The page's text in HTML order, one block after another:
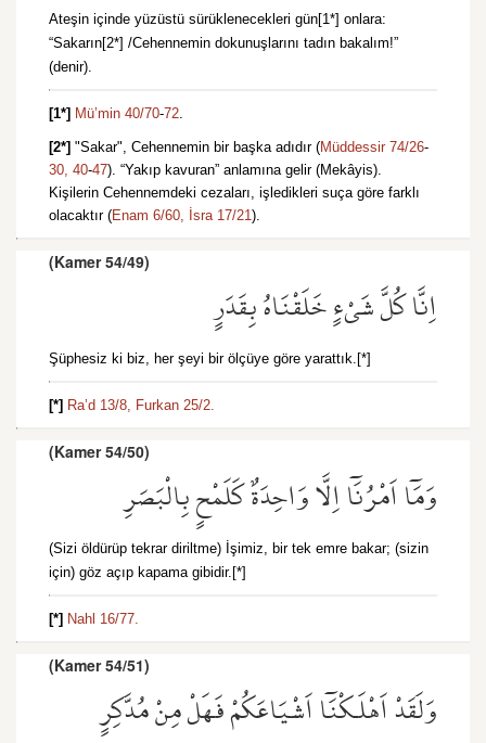
Ateşin içinde yüzüstü sürüklenecekleri gün[1*] onlara:
“Sakarın[2*] /Cehennemin dokunuşlarını tadın bakalım!”
(denir).
[1*] Mü’min 40/70-72.
[2*] "Sakar", Cehennemin bir başka adıdır (Müddessir 74/26-
30, 40-47). “Yakıp kavuran” anlamına gelir (Mekâyis).
Kişilerin Cehennemdeki cezaları, işledikleri suça göre farklı
olacaktır (Enam 6/60, İsra 17/21).
(Kamer 54/49)
اِنَّا كُلَّ شَيْءٍ خَلَقْنَاهُ بِقَدَرٍ
Şüphesiz ki biz, her şeyi bir ölçüye göre yarattık.[*]
[*] Ra’d 13/8, Furkan 25/2.
(Kamer 54/50)
وَمَٓا اَمْرُنَٓا اِلَّا وَاحِدَةٌ كَلَمْحٍ بِالْبَصَرِ
(Sizi öldürüp tekrar diriltme) İşimiz, bir tek emre bakar; (sizin
için) göz açıp kapama gibidir.[*]
[*] Nahl 16/77.
(Kamer 54/51)
وَلَقَدْ اَهْلَكْنَٓا اَشْيَاعَكُمْ فَهَلْ مِنْ مُدَّكِرٍ